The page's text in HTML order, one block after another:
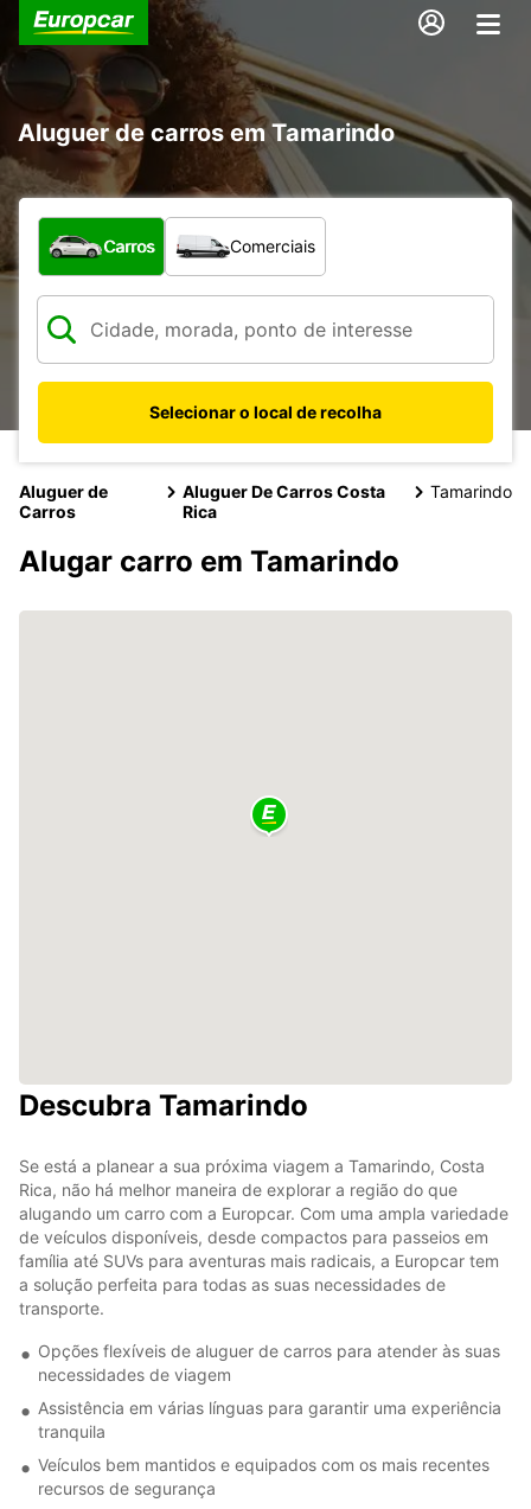
Aluguer de carros em Tamarindo
Que tipo de veículo pretende?
Carros Comerciais
Selecionar o local de recolha
Aluguer de
Carros
Aluguer De Carros Costa
Rica
Tamarindo
Alugar carro em Tamarindo
Descubra Tamarindo
Se está a planear a sua próxima viagem a Tamarindo, Costa
Rica, não há melhor maneira de explorar a região do que
alugando um carro com a Europcar. Com uma ampla variedade
de veículos disponíveis, desde compactos para passeios em
família até SUVs para aventuras mais radicais, a Europcar tem
a solução perfeita para todas as suas necessidades de
transporte.
Opções flexíveis de aluguer de carros para atender às suas
necessidades de viagem
Assistência em várias línguas para garantir uma experiência
tranquila
Veículos bem mantidos e equipados com os mais recentes
recursos de segurança